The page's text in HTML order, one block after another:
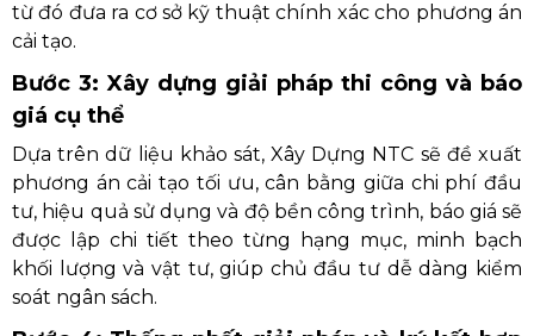
từ đó đưa ra cơ sở kỹ thuật chính xác cho phương án
cải tạo.
Bước 3: Xây dựng giải pháp thi công và báo
giá cụ thể
Dựa trên dữ liệu khảo sát, Xây Dựng NTC sẽ đề xuất
phương án cải tạo tối ưu, cân bằng giữa chi phí đầu
tư, hiệu quả sử dụng và độ bền công trình, báo giá sẽ
được lập chi tiết theo từng hạng mục, minh bạch
khối lượng và vật tư, giúp chủ đầu tư dễ dàng kiểm
soát ngân sách.